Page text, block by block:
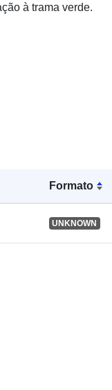
à trama verde.
Formato
UNKNOWN